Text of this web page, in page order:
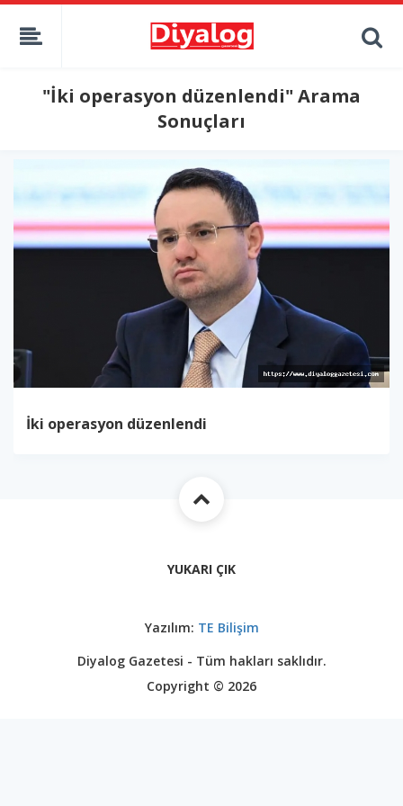
"İki operasyon düzenlendi" Arama
Sonuçları
İki operasyon düzenlendi
YUKARI ÇIK
Yazılım: TE Bilişim
Diyalog Gazetesi - Tüm hakları saklıdır.
Copyright © 2026